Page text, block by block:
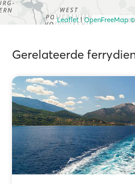
Leaflet|OpenFreeMap
Gerelateerde